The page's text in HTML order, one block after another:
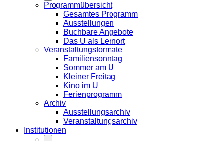
Programmübersicht
Gesamtes Programm
Ausstellungen
Buchbare Angebote
Das U als Lernort
Veranstaltungsformate
Familiensonntag
Sommer am U
Kleiner Freitag
Kino im U
Ferienprogramm
Archiv
Ausstellungsarchiv
Veranstaltungsarchiv
Institutionen